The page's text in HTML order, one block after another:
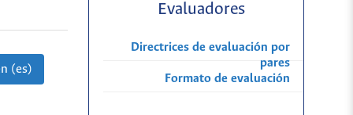
(es)
Evaluadores
Directrices de evaluación por
pares
Formato de evaluación